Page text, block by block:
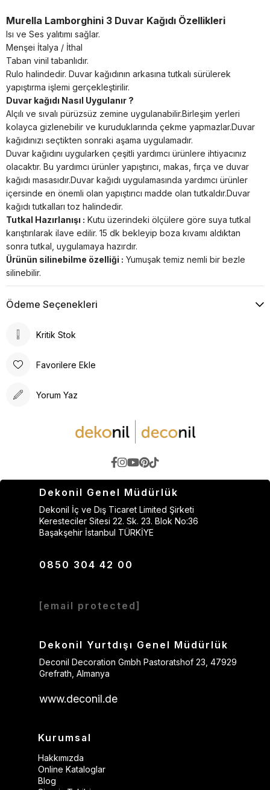
Murella Lamborghini 3 Duvar Kağıdı Özellikleri
Isı ve Ses yalıtımı sağlar.
Menşei İtalya / İthal
Taban vinil tabanlıdır.
Rulo halindedir. Duvar kağıdının arkasına tutkalı sürülerek
yapıştırma işlemi gerçekleştirilir.
Duvar kağıdı Nasıl Uygulanır ?
Alçılı ve sıvalı pürüzsüz zemine uygulanabilir.Birleşim yerleri
kolayca gizlenebilir ve kuruduklarında çekme yapmazlar.Duvar
kağıdınızı seçtikten sonraki aşama uygulamadır.
Duvar kağıdını uygularken çeşitli yardımcı ürünlere ihtiyacınız
olacaktır. Bu yardımcı ürünler yapıştırıcı, makas, fırça ve duvar
kağıdı masasıdır.Duvar kağıdı uygulamasında yardımcı ürünler
içersinde en önemli olan yapıştırıcı madde olan tutkaldır.Duvar
kağıdı tutkalları toz halindedir.
Tutkal Hazırlanışı : Kutu üzerindeki ölçülere göre suya tutkal
karıştırılarak ilave edilir. 15 dk bekleyip boza kıvamı aldıktan
sonra tutkal, uygulamaya hazırdır.
Ürünün silinebilme özelliği : Yumuşak temiz nemli bir bezle
silinebilir.
Ödeme Seçenekleri
Kritik Stok
Favorilere Ekle
Yorum Yaz
Dekonil Genel Müdürlük
Dekonil İç ve Dış Ticaret Limited Şirketi
Keresteciler Sitesi 22. Sk. 23. Blok No:36
Başakşehir İstanbul TÜRKİYE
0850 304 42 00
[email protected]
Dekonil Yurtdışı Genel Müdürlük
Deconil Decoration Gmbh Pastoratshof 23, 47929
Grefrath, Almanya
www.deconil.de
Kurumsal
Hakkımızda
Online Kataloglar
Blog